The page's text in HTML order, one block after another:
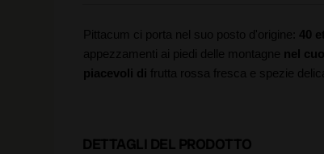
Pittacum ci porta nel suo posto d'origine: 40
appezzamenti ai piedi delle montagne nel
piacevoli di frutta rossa fresca e spezie
DETTAGLI DEL PRODOTTO